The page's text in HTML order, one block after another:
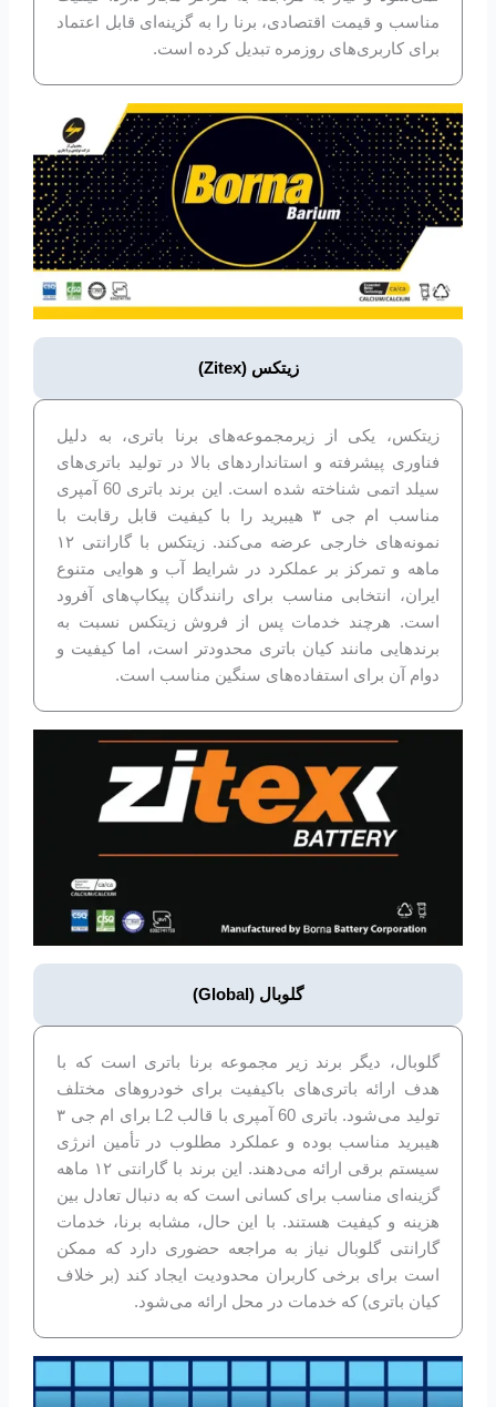
مناسب و قیمت اقتصادی، برنا را به گزینه‌ای قابل اعتماد
برای کاربری‌های روزمره تبدیل کرده است.
زیتکس (Zitex)
زیتکس، یکی از زیرمجموعه‌های برنا باتری، به دلیل
فناوری پیشرفته و استانداردهای بالا در تولید باتری‌های
سیلد اتمی شناخته شده است. این برند باتری 60 آمپری
مناسب ام جی ۳ هیبرید را با کیفیت قابل رقابت با
نمونه‌های خارجی عرضه می‌کند. زیتکس با گارانتی ۱۲
ماهه و تمرکز بر عملکرد در شرایط آب و هوایی متنوع
ایران، انتخابی مناسب برای رانندگان پیکاپ‌های آفرود
است. هرچند خدمات پس از فروش زیتکس نسبت به
برندهایی مانند کیان باتری محدودتر است، اما کیفیت و
دوام آن برای استفاده‌های سنگین مناسب است.
گلوبال (Global)
گلوبال، دیگر برند زیر مجموعه برنا باتری است که با
هدف ارائه باتری‌های باکیفیت برای خودروهای مختلف
تولید می‌شود. باتری 60 آمپری با قالب L2 برای ام جی ۳
هیبرید مناسب بوده و عملکرد مطلوب در تأمین انرژی
سیستم برقی ارائه می‌دهند. این برند با گارانتی ۱۲ ماهه
گزینه‌ای مناسب برای کسانی است که به دنبال تعادل بین
هزینه و کیفیت هستند. با این حال، مشابه برنا، خدمات
گارانتی گلوبال نیاز به مراجعه حضوری دارد که ممکن
است برای برخی کاربران محدودیت ایجاد کند (بر خلاف
کیان باتری) که خدمات در محل ارائه می‌شود.